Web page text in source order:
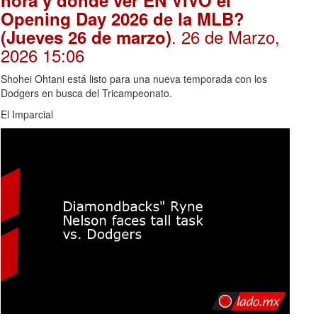
Opening Day 2026 de la MLB?
(Jueves 26 de marzo). 26 de Marzo,
2026 15:06
Shohei Ohtani está listo para una nueva temporada con los
Dodgers en busca del Tricampeonato.
El Imparcial